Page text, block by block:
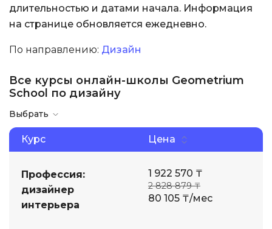
длительностью и датами начала. Информация
на странице обновляется ежедневно.
По направлению: Дизайн
Все курсы онлайн-школы Geometrium
School по дизайну
Выбрать
Курс Цена
Профессия:
дизайнер
интерьера
1 922 570 ₸
2 828 879 ₸
80 105 ₸/мес
Маркетинг
Дизайн
Аналитика
Менеджмент
Иностранные языки
Soft Skills